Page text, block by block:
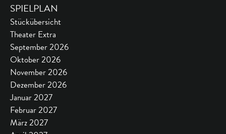
SPIELPLAN
Stückübersicht
Theater Extra
September 2026
Oktober 2026
November 2026
Dezember 2026
Januar 2027
Februar 2027
März 2027